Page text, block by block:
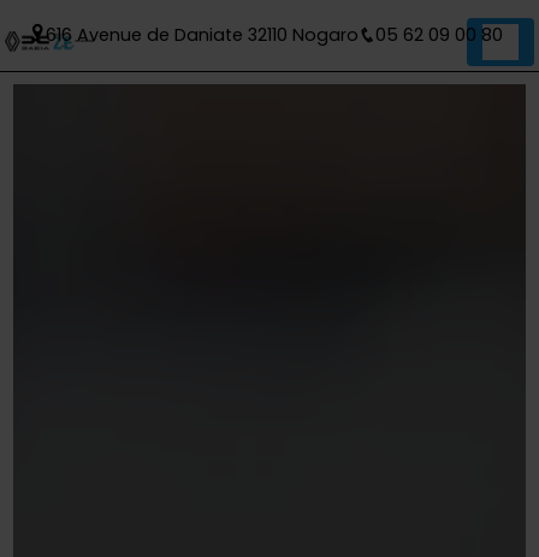
616 Avenue de Daniate 32110 Nogaro 05 62 09 00 80